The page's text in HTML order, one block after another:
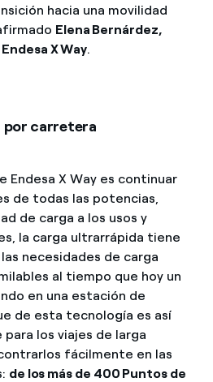
hacia una movilidad
Elena Bernárdez,
X Way.
por carretera
Endesa X Way es continuar
de todas las potencias,
de carga a los usos y
la carga ultrarrápida tiene
necesidades de carga
al tiempo que hoy un
en una estación de
de esta tecnología es así
los viajes de larga
fácilmente en las
de los más de 400 Puntos de